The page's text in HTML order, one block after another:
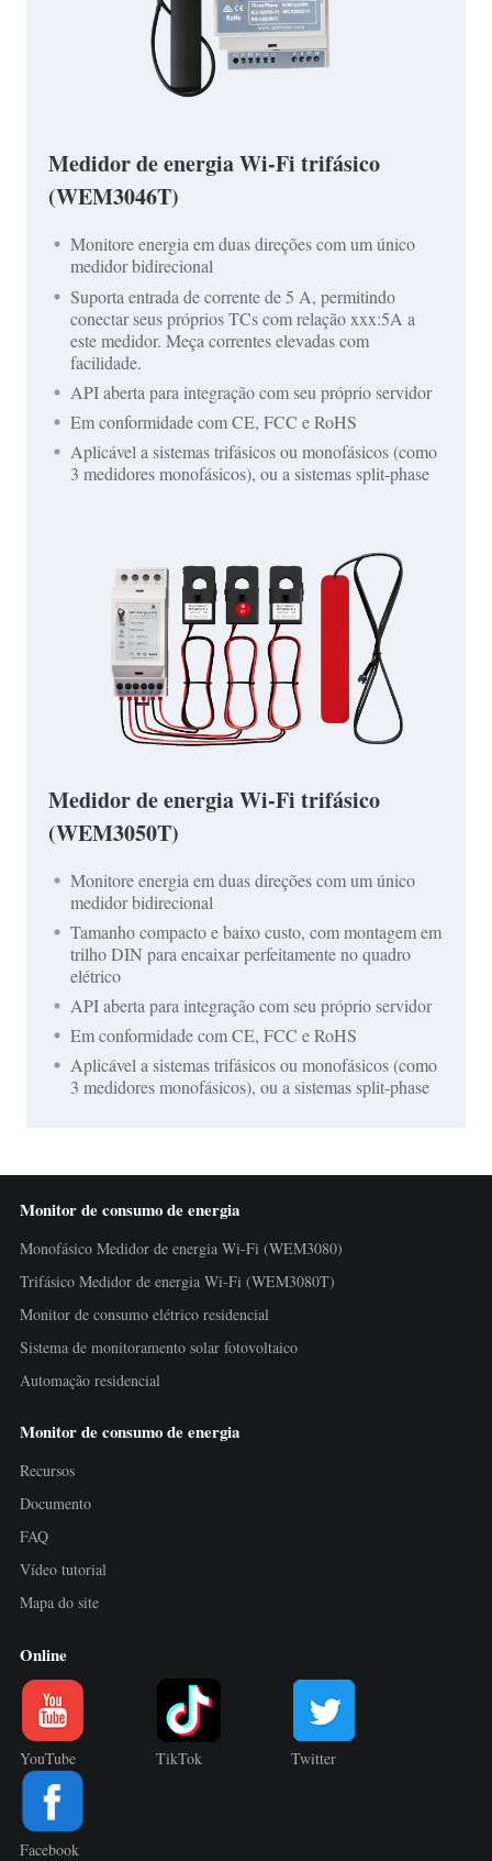
Medidor de energia Wi-Fi trifásico
(WEM3046T)
Monitore energia em duas direções com um único
medidor bidirecional
Suporta entrada de corrente de 5 A, permitindo
conectar seus próprios TCs com relação xxx:5A a
este medidor. Meça correntes elevadas com
facilidade.
API aberta para integração com seu próprio servidor
Em conformidade com CE, FCC e RoHS
Aplicável a sistemas trifásicos ou monofásicos (como
3 medidores monofásicos), ou a sistemas split-phase
Medidor de energia Wi-Fi trifásico
(WEM3050T)
Monitore energia em duas direções com um único
medidor bidirecional
Tamanho compacto e baixo custo, com montagem em
trilho DIN para encaixar perfeitamente no quadro
elétrico
API aberta para integração com seu próprio servidor
Em conformidade com CE, FCC e RoHS
Aplicável a sistemas trifásicos ou monofásicos (como
3 medidores monofásicos), ou a sistemas split-phase
Monitor de consumo de energia
Monofásico Medidor de energia Wi-Fi (WEM3080)
Trifásico Medidor de energia Wi-Fi (WEM3080T)
Monitor de consumo elétrico residencial
Sistema de monitoramento solar fotovoltaico
Automação residencial
Monitor de consumo de energia
Recursos
Documento
FAQ
Vídeo tutorial
Mapa do site
Online
YouTube TikTok Twitter
Facebook